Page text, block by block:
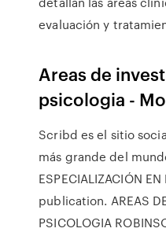
evaluación y
Areas de
psicologia -
Scribd es el sitio
más grande del
ESPECIALIZACIÓN
publication. AREAS
PSICOLOGIA